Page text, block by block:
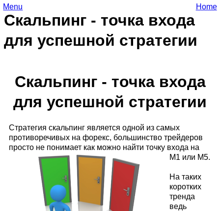
Скальпинг - точка входа
для успешной стратегии
Menu Home
Скальпинг - точка входа
для успешной стратегии
Стратегия скальпинг является одной из самых
противоречивых на форекс, большинство трейдеров
просто не понимает как можно найти точку входа на
М1 или М5.
На таких
коротких
тренда
ведь